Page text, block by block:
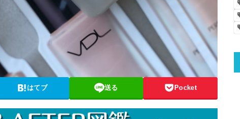
はてブ 送る Pocket